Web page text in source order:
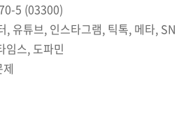
5 (03300)
, 유튜브, 인스타그램, 틱톡, 메타, SN
임스, 도파민